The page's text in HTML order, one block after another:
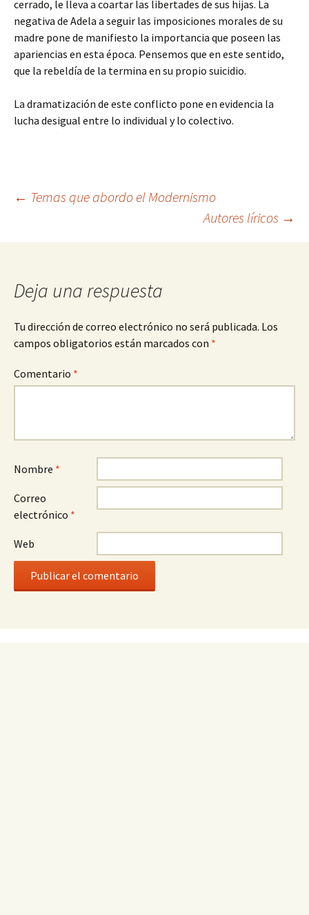
cerrado, le lleva a coartar las libertades de sus hijas. La
negativa de Adela a seguir las imposiciones morales de su
madre pone de manifiesto la importancia que poseen las
apariencias en esta época. Pensemos que en este sentido,
que la rebeldía de la termina en su propio suicidio.
La dramatización de este conflicto pone en evidencia la
lucha desigual entre lo individual y lo colectivo.
Navegación
de
entradas
← Temas que abordo el Modernismo
Autores líricos →
Deja una respuesta
Tu dirección de correo electrónico no será publicada. Los
campos obligatorios están marcados con *
Comentario *
Nombre *
Correo
electrónico *
Web